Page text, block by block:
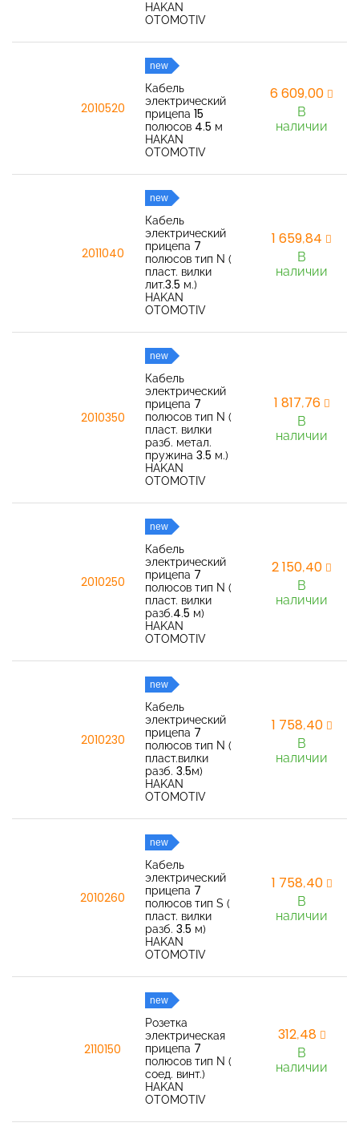
HAKAN
OTOMOTIV
2010520
new
Кабель
электрический
прицепа 15
полюсов 4.5 м
HAKAN
OTOMOTIV
6 609,00
В
наличии
2011040
new
Кабель
электрический
прицепа 7
полюсов тип N (
пласт. вилки
лит.3.5 м.)
HAKAN
OTOMOTIV
1 659,84
В
наличии
2010350
new
Кабель
электрический
прицепа 7
полюсов тип N (
пласт. вилки
разб. метал.
пружина 3.5 м.)
HAKAN
OTOMOTIV
1 817,76
В
наличии
2010250
new
Кабель
электрический
прицепа 7
полюсов тип N (
пласт. вилки
разб.4.5 м)
HAKAN
OTOMOTIV
2 150,40
В
наличии
2010230
new
Кабель
электрический
прицепа 7
полюсов тип N (
пласт.вилки
разб. 3.5м)
HAKAN
OTOMOTIV
1 758,40
В
наличии
2010260
new
Кабель
электрический
прицепа 7
полюсов тип S (
пласт. вилки
разб. 3.5 м)
HAKAN
OTOMOTIV
1 758,40
В
наличии
2110150
new
Розетка
электрическая
прицепа 7
полюсов тип N (
соед. винт.)
HAKAN
OTOMOTIV
312,48
В
наличии